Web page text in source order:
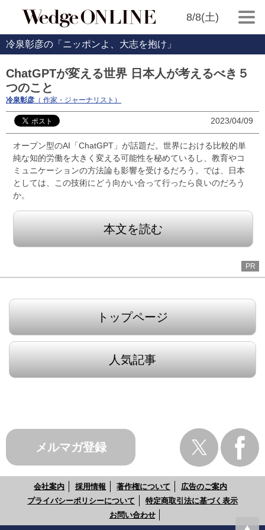
8/8(土)
冷泉彰彦の「ニッポンよ、大志を抱け」
ChatGPTが変える世界 日本人が考えるべき５
つのこと
冷泉彰彦 （ 作家・ジャーナリスト）
2023/04/09
オープン型のAI「ChatGPT」が話題だ。世界における比較的単
純な知的労働を大きく変える可能性を秘めているし、教育やコ
ミュニケーションの方法論も影響を受けるだろう。では、日本
としては、この技術にどう向かい合って行ったら良いのだろう
か。
本文を読む
PR
トップページ
人気記事
メルマガ登録
会社案内 採用情報 著作権について
広告のご案内
プライバシーポリシーについて
特定商取引法に基づく表示
お問い合わせ